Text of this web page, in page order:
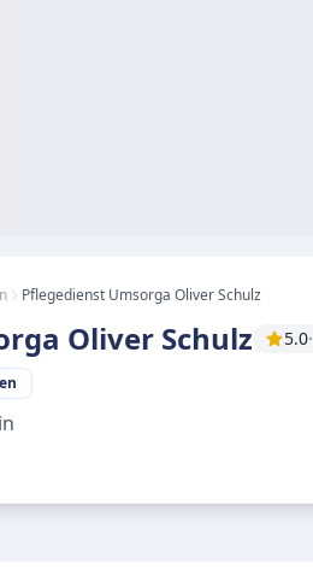
Pflegedienst Umsorga Oliver Schulz
Oliver Schulz 5.0